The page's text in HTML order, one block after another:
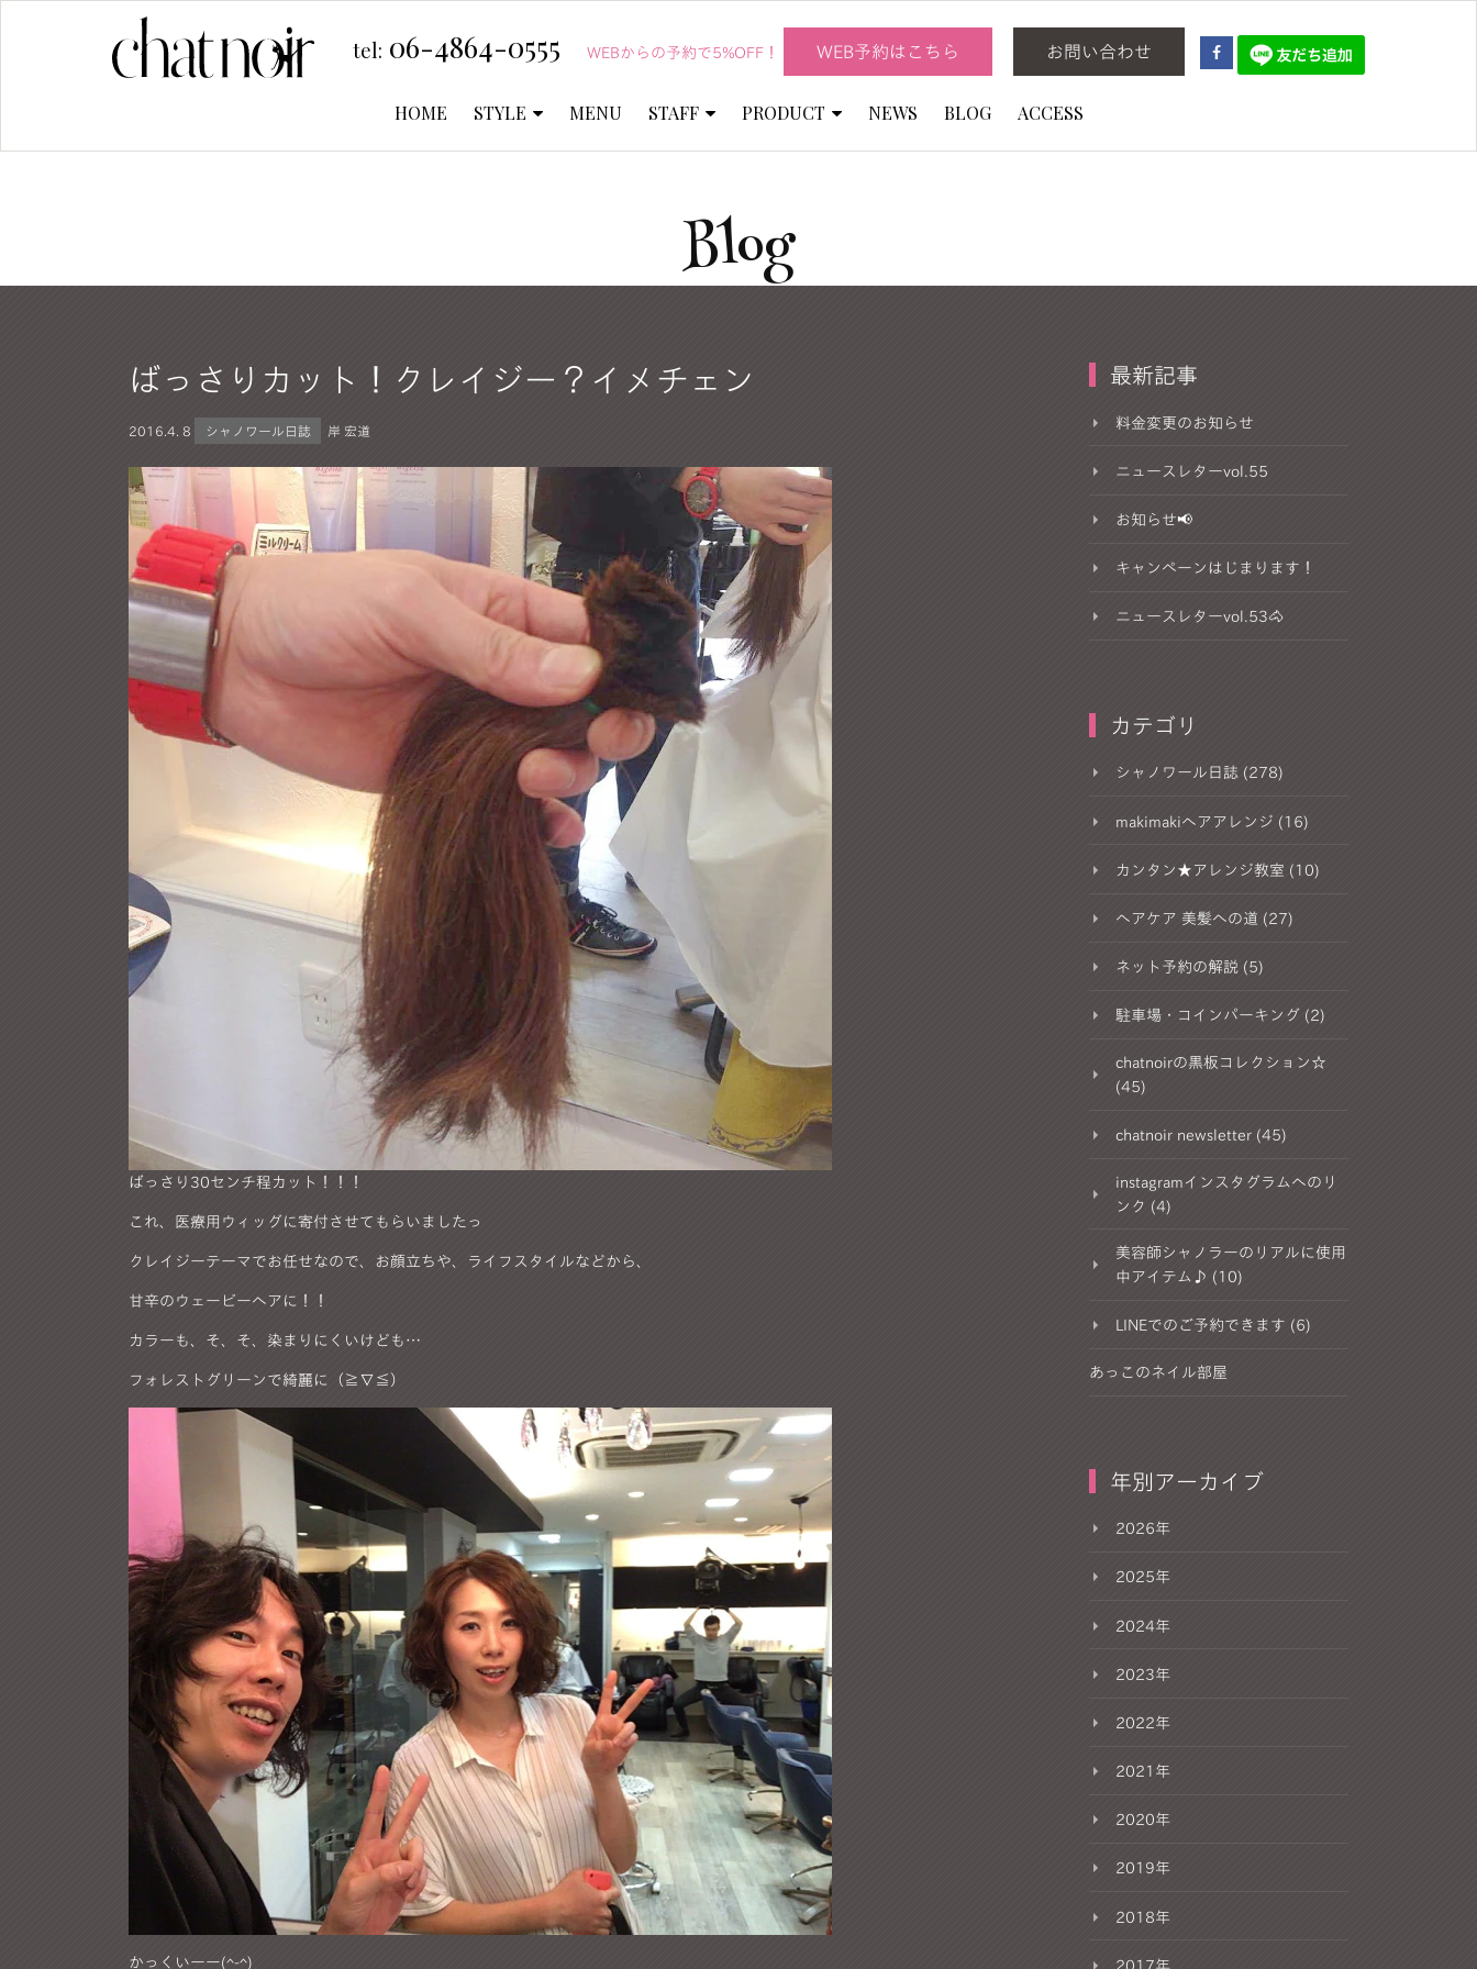
tel: 06-4864-0555 WEBからの予約で5%OFF！ WEB予約はこちら お問い合わせ
HOME STYLE MENU STAFF PRODUCT NEWS BLOG ACCESS
Blog
ばっさりカット！クレイジー？イメチェン
2016. 4. 8 シャノワール日誌 岸 宏道
ばっさり30センチ程カット！！！
これ、医療用ウィッグに寄付させてもらいましたっ
クレイジーテーマでお任せなので、お顔立ちや、ライフスタイルなどから、
甘辛のウェービーヘアに！！
カラーも、そ、そ、染まりにくいけども…
フォレストグリーンで綺麗に（≧∇≦）
かっくいーー(^-^)
最新記事
料金変更のお知らせ
ニュースレターvol.55
お知らせ📢
キャンペーンはじまります！
ニュースレターvol.53🐴
カテゴリ
シャノワール日誌 (278)
makimakiヘアアレンジ (16)
カンタン★アレンジ教室 (10)
ヘアケア 美髪への道 (27)
ネット予約の解説 (5)
駐車場・コインパーキング (2)
chatnoirの黒板コレクション☆
(45)
chatnoir newsletter (45)
instagramインスタグラムへのリ
ンク (4)
美容師シャノラーのリアルに使用
中アイテム♪ (10)
LINEでのご予約できます (6)
あっこのネイル部屋
年別アーカイブ
2026年
2025年
2024年
2023年
2022年
2021年
2020年
2019年
2018年
2017年